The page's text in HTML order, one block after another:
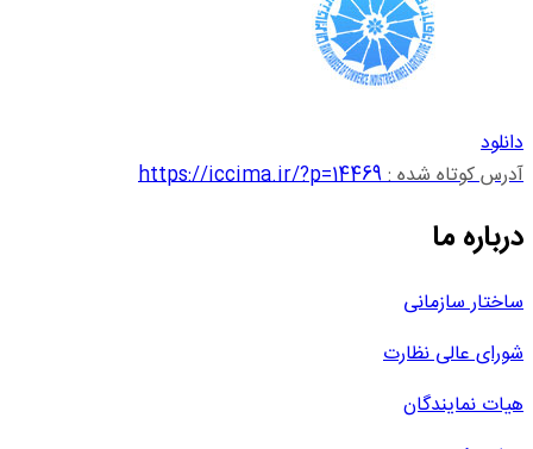
دانلود
آدرس کوتاه شده :https://iccima.ir/?p=14469
درباره ما
ساختار سازمانی
شورای عالی نظارت
هیات نمایندگان